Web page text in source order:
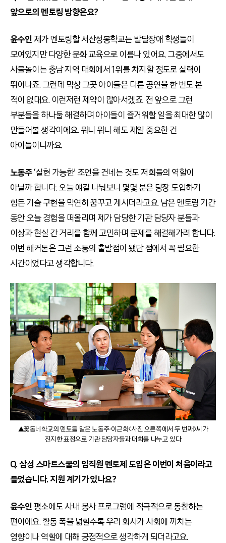
앞으로의 멘토링 방향은요?
윤수인제가 멘토링할 서산성봉학교는 발달장애 학생들이
모여있지만 다양한 문화 교육으로 이름나 있어요. 그중에서도
사물놀이는 충남 지역 대회에서 1위를 차지할 정도로 실력이
뛰어나죠. 그런데 막상 그곳 아이들은 다른 공연을 한 번도 본
적이 없대요. 이런저런 제약이 많아서겠죠. 전 앞으로 그런
부분들을 하나둘 해결하며 아이들이 즐거워할 일을 최대한 많이
만들어볼 생각이에요. 뭐니 뭐니 해도 제일 중요한 건
아이들이니까요.
노동주‘실현 가능한’ 조언을 건네는 것도 저희들의 역할이
아닐까 합니다. 오늘 얘길 나눠보니 몇몇 분은 당장 도입하기
힘든 기술 구현을 막연히 꿈꾸고 계시더라고요. 남은 멘토링 기간
동안 오늘 경험을 떠올리며 제가 담당한 기관 담당자 분들과
이상과 현실 간 거리를 함께 고민하며 문제를 해결해가려 합니다.
이번 해커톤은 그런 소통의 출발점이 됐단 점에서 꼭 필요한
시간이었다고 생각합니다.
▲꽃동네학교의 멘토를 맡은 노동주·이근희<사진 오른쪽에서 두 번째>씨가
진지한 표정으로 기관 담당자들과 대화를 나누고 있다
Q. 삼성 스마트스쿨의 임직원 멘토제 도입은 이번이 처음이라고
들었습니다. 지원 계기가 있나요?
윤수인 평소에도 사내 봉사 프로그램에 적극적으로 동참하는
편이에요. 활동 폭을 넓힐수록 우리 회사가 사회에 끼치는
영향이나 역할에 대해 긍정적으로 생각하게 되더라고요.